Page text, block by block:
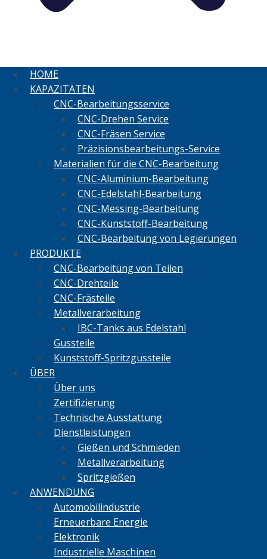
HOME
KAPAZITÄTEN
CNC-Bearbeitungsservice
CNC-Drehen Service
CNC-Fräsen Service
Präzisionsbearbeitungs-Service
Materialien für die CNC-Bearbeitung
CNC-Aluminium-Bearbeitung
CNC-Edelstahl-Bearbeitung
CNC-Messing-Bearbeitung
CNC-Kunststoff-Bearbeitung
CNC-Bearbeitung von Legierungen
PRODUKTE
CNC-Bearbeitung von Teilen
CNC-Drehteile
CNC-Frästeile
Metallverarbeitung
IBC-Tanks aus Edelstahl
Gussteile
Kunststoff-Spritzgussteile
ÜBER
Über uns
Zertifizierung
Technische Ausstattung
Dienstleistungen
Gießen und Schmieden
Metallverarbeitung
Spritzgießen
ANWENDUNG
Automobilindustrie
Erneuerbare Energie
Elektronik
Industrielle Maschinen